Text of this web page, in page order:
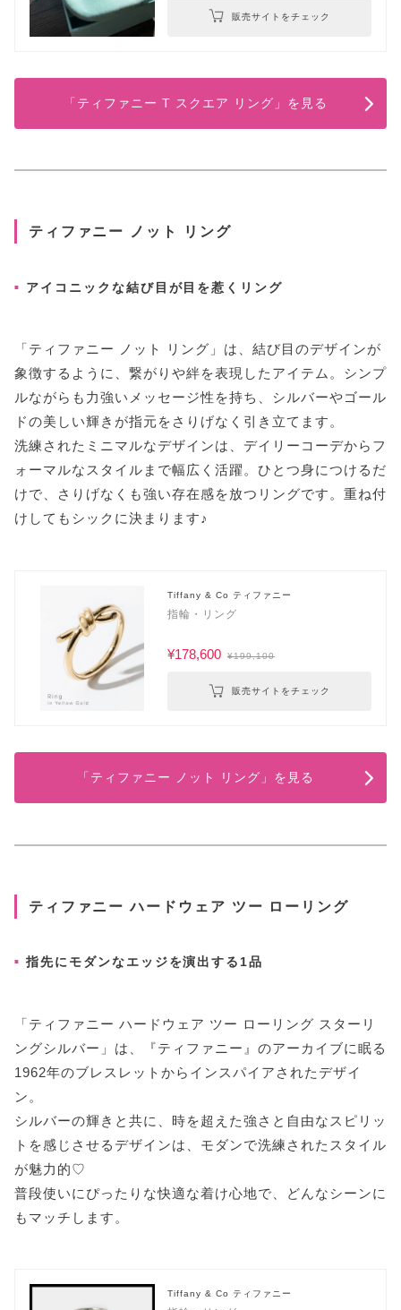
販売サイトをチェック
「ティファニー T スクエア リング」を見る
ティファニー ノット リング
アイコニックな結び目が目を惹くリング
「ティファニー ノット リング」は、結び目のデザインが
象徴するように、繋がりや絆を表現したアイテム。シンプ
ルながらも力強いメッセージ性を持ち、シルバーやゴール
ドの美しい輝きが指元をさりげなく引き立てます。
洗練されたミニマルなデザインは、デイリーコーデからフ
ォーマルなスタイルまで幅広く活躍。ひとつ身につけるだ
けで、さりげなくも強い存在感を放つリングです。重ね付
けしてもシックに決まります♪
Tiffany & Co ティファニー
指輪・リング
¥178,600 ¥199,100
販売サイトをチェック
「ティファニー ノット リング」を見る
ティファニー ハードウェア ツー ローリング
指先にモダンなエッジを演出する1品
「ティファニー ハードウェア ツー ローリング スターリ
ングシルバー」は、『ティファニー』のアーカイブに眠る
1962年のブレスレットからインスパイアされたデザイ
ン。
シルバーの輝きと共に、時を超えた強さと自由なスピリッ
トを感じさせるデザインは、モダンで洗練されたスタイル
が魅力的♡
普段使いにぴったりな快適な着け心地で、どんなシーンに
もマッチします。
Tiffany & Co ティファニー